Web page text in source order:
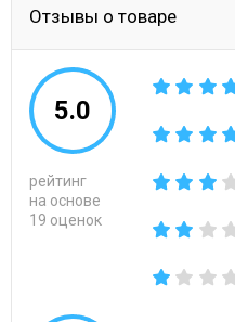
Отзывы о товаре
5.0
рейтинг
на основе
19 оценок